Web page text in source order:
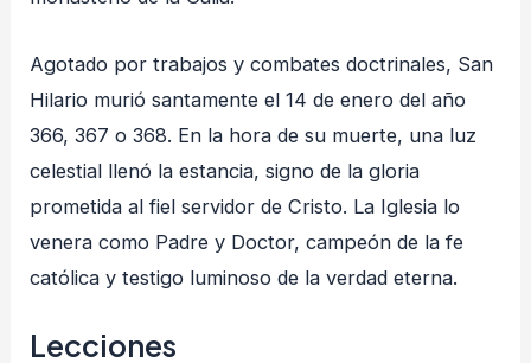
Agotado por trabajos y combates doctrinales, San
Hilario murió santamente el 14 de enero del año
366, 367 o 368. En la hora de su muerte, una luz
celestial llenó la estancia, signo de la gloria
prometida al fiel servidor de Cristo. La Iglesia lo
venera como Padre y Doctor, campeón de la fe
católica y testigo luminoso de la verdad eterna.
Lecciones